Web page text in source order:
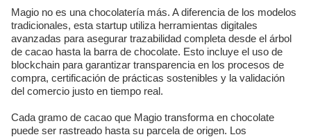
Magio no es una chocolatería más. A diferencia de los modelos
tradicionales, esta startup utiliza herramientas digitales
avanzadas para asegurar trazabilidad completa desde el árbol
de cacao hasta la barra de chocolate. Esto incluye el uso de
blockchain para garantizar transparencia en los procesos de
compra, certificación de prácticas sostenibles y la validación
del comercio justo en tiempo real.
Cada gramo de cacao que Magio transforma en chocolate
puede ser rastreado hasta su parcela de origen. Los